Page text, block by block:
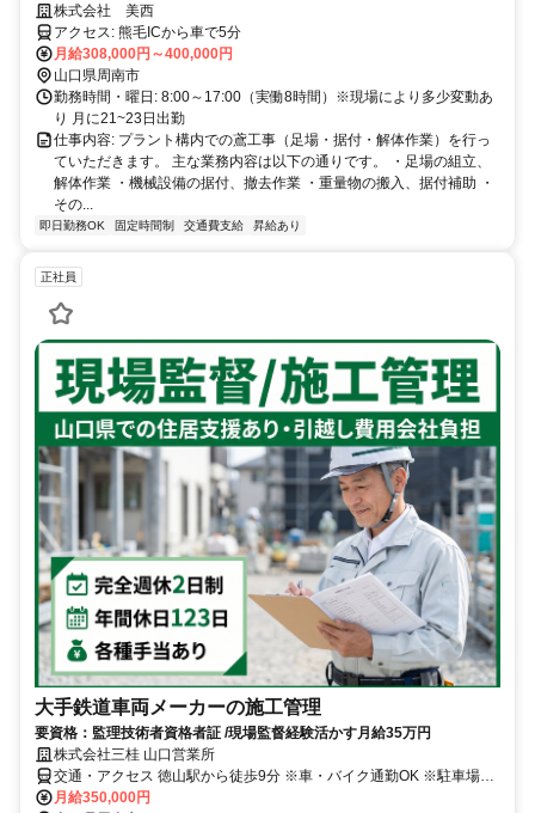
ます。
株式会社 美西
アクセス: 熊毛ICから車で5分
月給308,000円～400,000円
山口県周南市
勤務時間・曜日: 8:00～17:00（実働8時間）※現場により多少変動あ
り 月に21~23日出勤
仕事内容: プラント構内での鳶工事（足場・据付・解体作業）を行っ
ていただきます。 主な業務内容は以下の通りです。 ・足場の組立、
解体作業 ・機械設備の据付、撤去作業 ・重量物の搬入、据付補助 ・
その...
即日勤務OK 固定時間制 交通費支給 昇給あり
正社員
大手鉄道車両メーカーの施工管理
要資格：監理技術者資格者証 /現場監督経験活かす月給35万円
株式会社三桂 山口営業所
交通・アクセス 徳山駅から徒歩9分 ※車・バイク通勤OK ※駐車場あ
り
月給350,000円